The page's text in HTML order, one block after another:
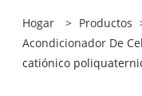
Hogar > Productos
Acondicionador De
catiónico